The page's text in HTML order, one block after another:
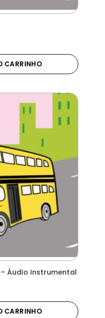
CARRINHO
Áudio Instrumental
CARRINHO